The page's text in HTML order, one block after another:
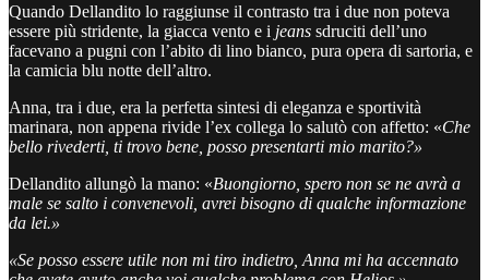
Quando Dellandito lo raggiunse il contrasto tra i due non poteva
essere più stridente, la giacca vento e i jeans sdruciti dell’uno
facevano a pugni con l’abito di lino bianco, pura opera di sartoria, e
la camicia blu notte dell’altro.
Anna, tra i due, era la perfetta sintesi di eleganza e sportività
marinara, non appena rivide l’ex collega lo salutò con affetto: «Che
bello rivederti, ti trovo bene, posso presentarti mio marito?»
Dellandito allungò la mano: «Buongiorno, spero non se ne avrà a
male se salto i convenevoli, avrei bisogno di qualche informazione
da lei.»
«Se posso essere utile non mi tiro indietro, Anna mi ha accennato